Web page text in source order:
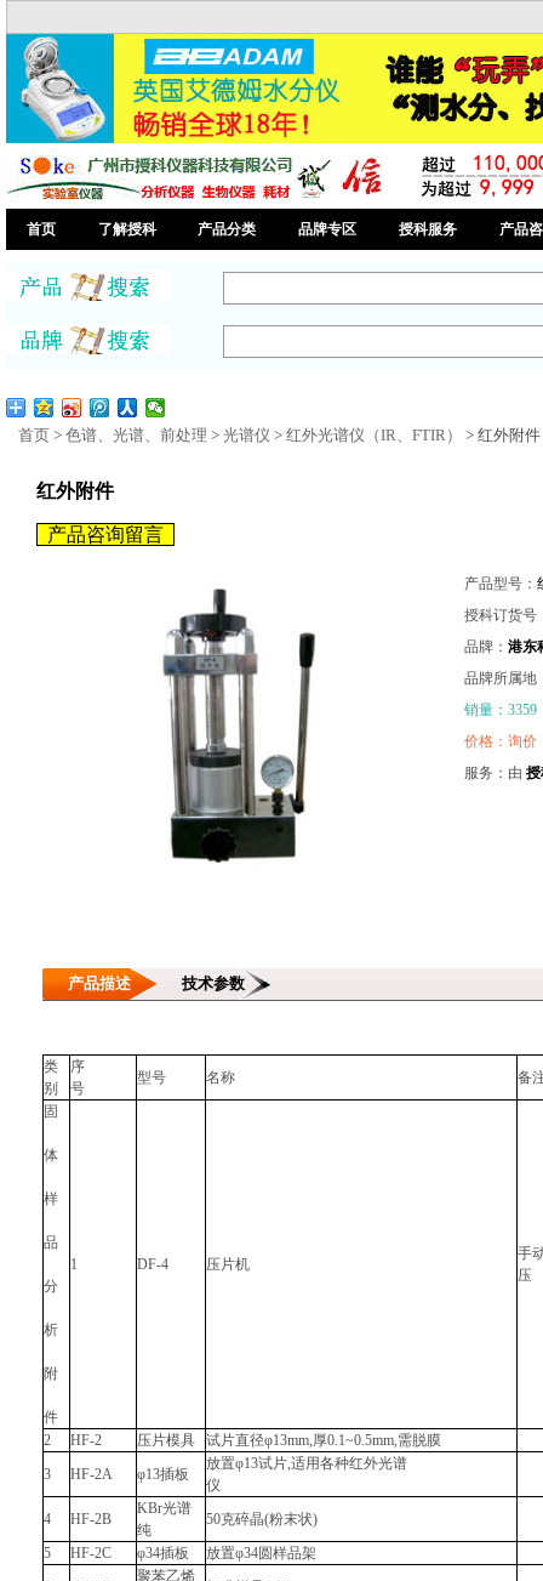
首页 了解授科 产品分类 品牌专区 授科服务 产品
首页> 色谱、光谱、前处理 > 光谱仪 > 红外光谱仪（IR、FTIR） > 红外附件
红外附件
产品咨询留言
产品型号：
授科订货号
品牌： 港东
品牌所属地
销量：3359
价格：询价
服务：由
产品描述 技术参数
类
别
序
号
型号 名称
备
固
体
样
品
分
析
附
件
1 DF-4 压片机
手
2 HF-2 压片模具
试片直径φ13mm,厚0.1~0.5mm,需脱膜
3
HF-2A φ13插板
放置φ13试片,适用各种红外光谱
仪
4
HF-2B
KBr光谱
纯
50克碎晶(粉末状)
5
HF-2C φ34插板
放置φ34圆样品架
聚苯乙烯